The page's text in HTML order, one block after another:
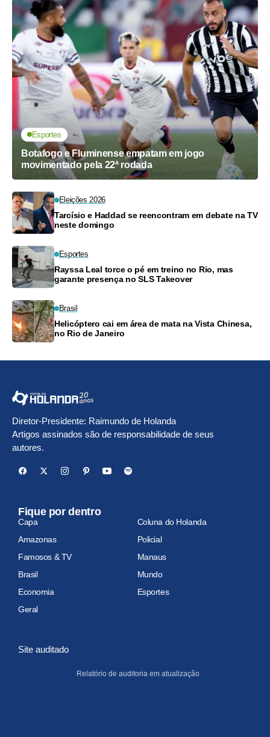
Esportes
Botafogo e Fluminense empatam em jogo
movimentado pela 22ª rodada
Eleições 2026
Tarcísio e Haddad se reencontram em debate na TV
neste domingo
Esportes
Rayssa Leal torce o pé em treino no Rio, mas
garante presença no SLS Takeover
Brasil
Helicóptero cai em área de mata na Vista Chinesa,
no Rio de Janeiro
Diretor-Presidente: Raimundo de Holanda
Artigos assinados são de responsabilidade de seus
autores.
Fique por dentro
Capa
Coluna do Holanda
Amazonas
Policial
Famosos & TV
Manaus
Brasil
Mundo
Economia
Esportes
Geral
Site auditado
Relatório de auditoria em atualização